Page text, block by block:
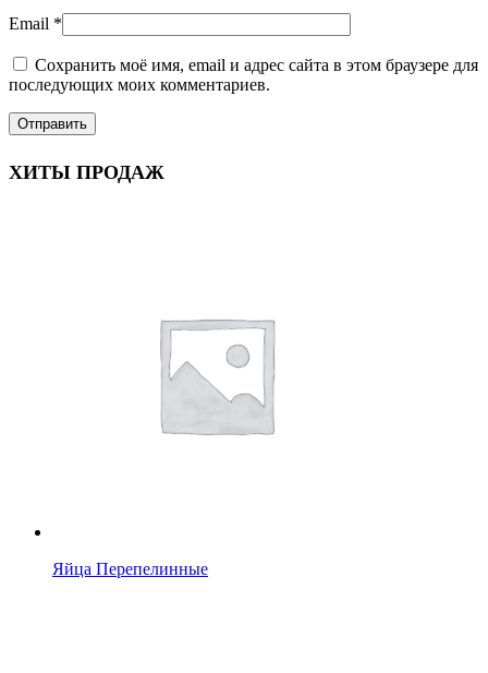
Email *
Сохранить моё имя, email и адрес сайта в этом браузере для
последующих моих комментариев.
ХИТЫ ПРОДАЖ
Яйца Перепелинные